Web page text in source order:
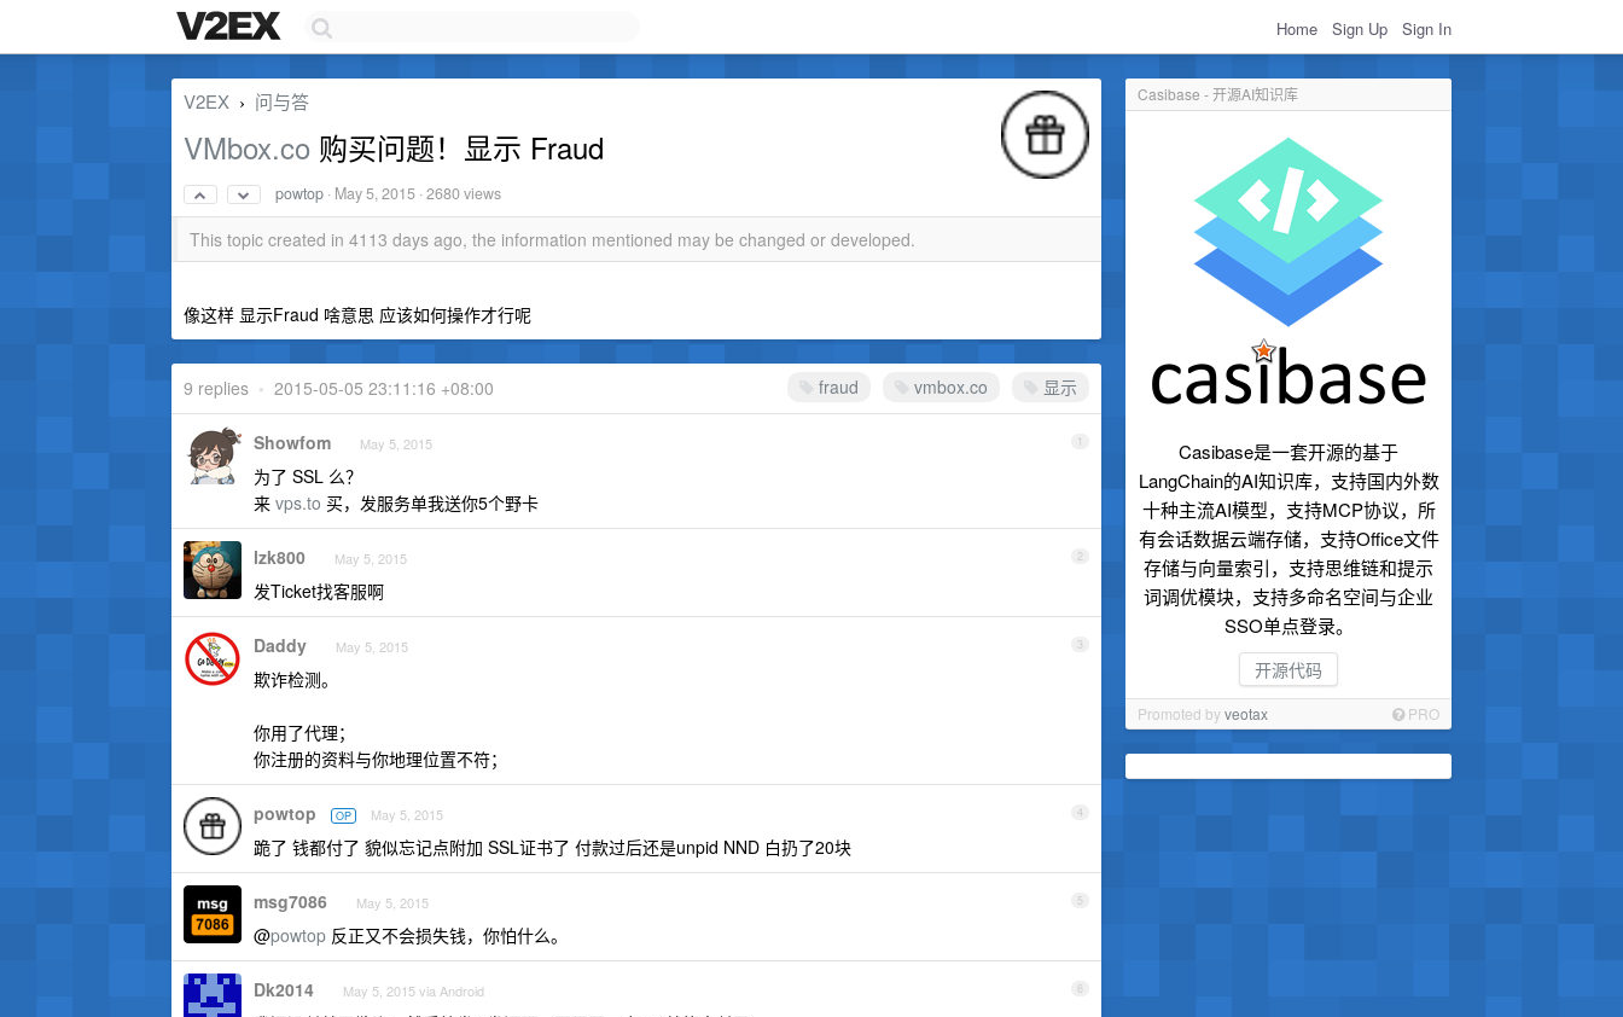
Home Sign Up Sign In
Casibase - 开源AI知识库
Casibase是一套开源的基于
LangChain的AI知识库，支持国内外数
十种主流AI模型，支持MCP协议，所
有会话数据云端存储，支持Office文件
存储与向量索引，支持思维链和提示
词调优模块，支持多命名空间与企业
SSO单点登录。
开源代码
Promoted byveotax PRO
V2EX › 问与答
VMbox.co 购买问题！显示 Fraud
powtop · May 5, 2015 · 2680 views
This topic created in 4113 days ago, the information mentioned may be changed or developed.
像这样 显示Fraud 啥意思 应该如何操作才行呢
fraud vmbox.co 显示
9 replies • 2015-05-05 23:11:16 +08:00
1
Showfom May 5, 2015
为了 SSL 么？
来 vps.to 买，发服务单我送你5个野卡
2
lzk800 May 5, 2015
发Ticket找客服啊
3
Daddy May 5, 2015
欺诈检测。
你用了代理；
你注册的资料与你地理位置不符；
4
powtop OP May 5, 2015
跪了 钱都付了 貌似忘记点附加 SSL证书了 付款过后还是unpid NND 白扔了20块
5
msg7086 May 5, 2015
@powtop 反正又不会损失钱，你怕什么。
6
Dk2014 May 5, 2015 via Android